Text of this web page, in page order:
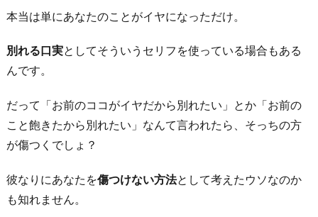
5.
別
れ
く
な
い
言
っ
本当は単にあなたのことがイヤになっただけ。
別れる口実としてそういうセリフを使っている場合もある
んです。
だって「お前のココがイヤだから別れたい」とか「お前の
こと飽きたから別れたい」なんて言われたら、そっちの方
が傷つくでしょ？
彼なりにあなたを傷つけない方法として考えたウソなのか
も知れません。